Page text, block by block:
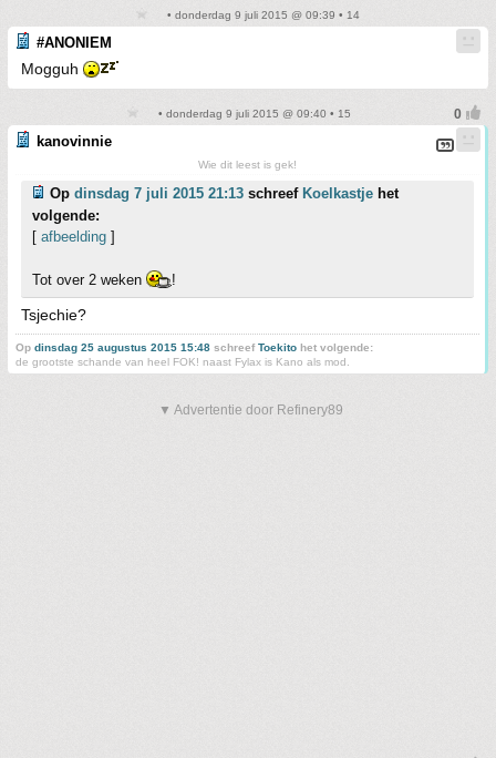
• donderdag 9 juli 2015 @ 09:39 • 14
#ANONIEM
Mogguh
• donderdag 9 juli 2015 @ 09:40 • 15
kanovinnie
Wie dit leest is gek!
Op dinsdag 7 juli 2015 21:13 schreef Koelkastje het
volgende:
[ afbeelding ]
Tot over 2 weken !
Tsjechie?
Op dinsdag 25 augustus 2015 15:48 schreefToekito het volgende:
de grootste schande van heel FOK! naast Fylax is Kano als mod.
▼ Advertentie door Refinery89